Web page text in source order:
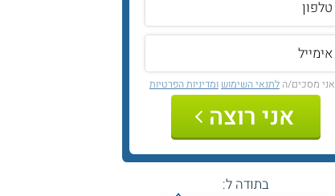
אני מסכים/הלתנאי השימוש ומדיניות הפרטיות
אני רוצה
בתודה ל: